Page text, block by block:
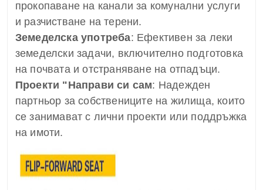
прокопаване на канали за комунални услуги
и разчистване на терени.
Земеделска употреба: Ефективен за леки
земеделски задачи, включително подготовка
на почвата и отстраняване на отпадъци.
Проекти "Направи си сам: Надежден
партньор за собствениците на жилища, които
се занимават с лични проекти или поддръжка
на имоти.